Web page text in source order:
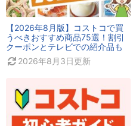
【2026年8月版】コストコで買
うべきおすすめ商品75選！割引
クーポンとテレビでの紹介品も
2026年8月3日更新